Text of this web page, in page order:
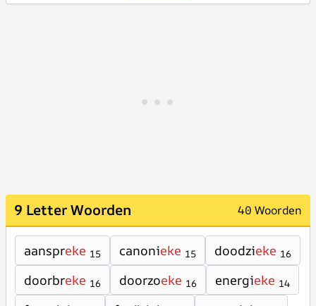
9 Letter Woorden 40 Woorden
aanspreke 15 canonieke 15 doodzieke 16
doorbreke 16 doorzoeke 16 energieke 14